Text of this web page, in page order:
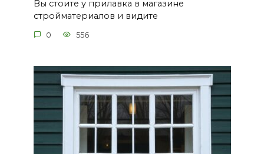
Вы стоите у прилавка в магазине
стройматериалов и видите
0 556